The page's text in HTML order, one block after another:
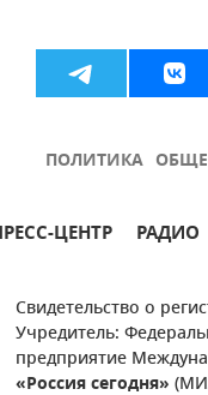
ПОЛИТИКА
ЦЕНТР РАДИО
Свидетельство о
Учредитель:
предприятие
«Россия сегодня»